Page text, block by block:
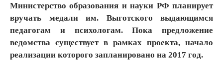
Министерство образования и науки РФ планирует
вручать медали им. Выготского выдающимся
педагогам и психологам. Пока предложение
ведомства существует в рамках проекта, начало
реализации которого запланировано на 2017 год.